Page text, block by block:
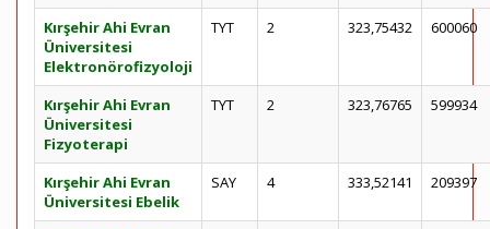
Kırşehir Ahi Evran
Üniversitesi
Elektronörofizyoloji
TYT 2 323,75432 600060
Kırşehir Ahi Evran
Üniversitesi
Fizyoterapi
TYT 2 323,76765 599934
Kırşehir Ahi Evran
Üniversitesi Ebelik
SAY 4 333,52141 209397